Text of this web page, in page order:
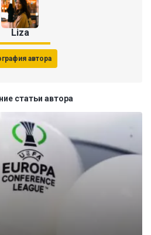
Liza
автора
статьи автора